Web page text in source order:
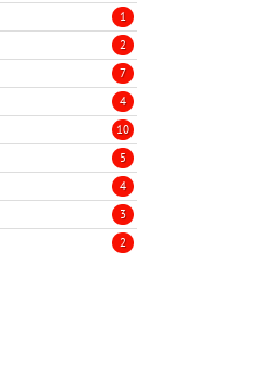
1
2
7
4
10
5
4
3
2